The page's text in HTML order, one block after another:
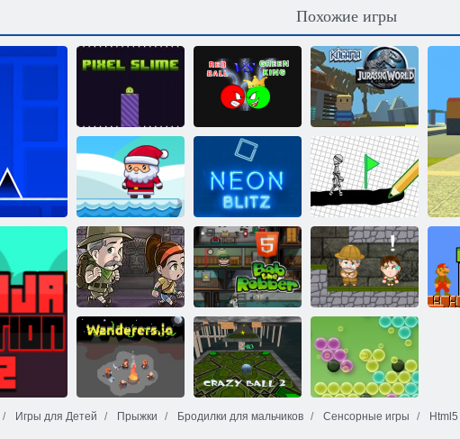
Похожие игры
Пиксельная
слизь
Красный Шар
против
Зеленого
Короля
Когама: Мир
Юрского
периода
Рождественское
приключение
Неоновый блиц
Иди по
нарисованному
Приключение
ацтеков
Грабитель Боб
H5
Инки:
Приключения
Игры для Детей Прыжки Бродилки для мальчиков Сенсорные игры